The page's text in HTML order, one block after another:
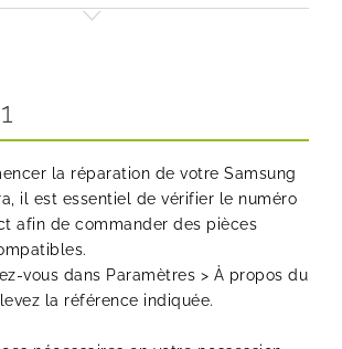
la réparation de votre Samsung
il est essentiel de vérifier le numéro
afin de commander des pièces
vous dans Paramètres > À propos du
la référence indiquée.